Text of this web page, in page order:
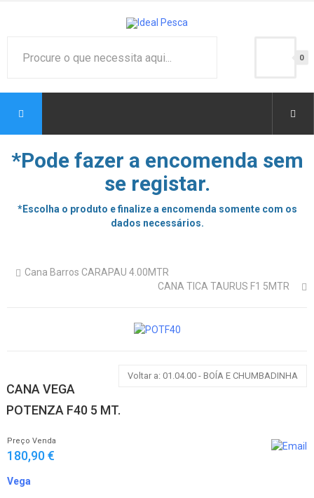
0
*Pode fazer a encomenda sem
se registar.
*Escolha o produto e finalize a encomenda somente com os
dados necessários.
Cana Barros CARAPAU 4.00MTR
CANA TICA TAURUS F1 5MTR
Voltar a: 01.04.00 - BOÍA E CHUMBADINHA
CANA VEGA
POTENZA F40 5 MT.
Preço Venda
180,90 €
Vega